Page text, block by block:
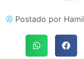
Postado por